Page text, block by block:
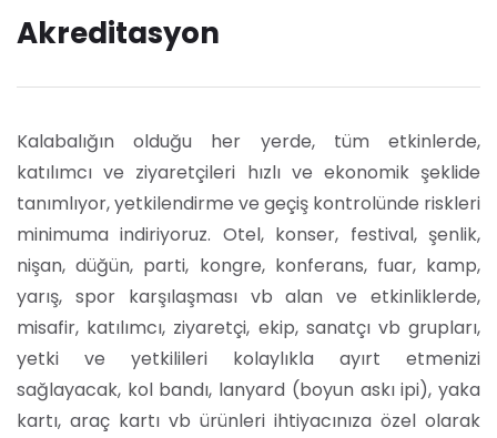
Akreditasyon
Kalabalığın olduğu her yerde, tüm etkinlerde,
katılımcı ve ziyaretçileri hızlı ve ekonomik şeklide
tanımlıyor, yetkilendirme ve geçiş kontrolünde riskleri
minimuma indiriyoruz. Otel, konser, festival, şenlik,
nişan, düğün, parti, kongre, konferans, fuar, kamp,
yarış, spor karşılaşması vb alan ve etkinliklerde,
misafir, katılımcı, ziyaretçi, ekip, sanatçı vb grupları,
yetki ve yetkilileri kolaylıkla ayırt etmenizi
sağlayacak, kol bandı, lanyard (boyun askı ipi), yaka
kartı, araç kartı vb ürünleri ihtiyacınıza özel olarak